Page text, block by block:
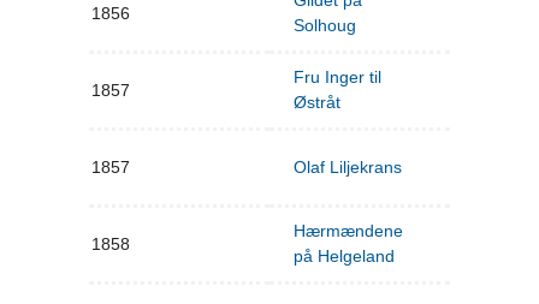
1856
Solhoug
1857
Fru Inger til
Østråt
1857 Olaf Liljekrans
1858
Hærmændene
på Helgeland